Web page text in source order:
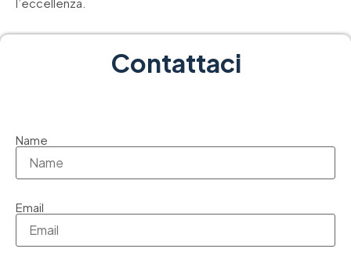
Contattaci
Name
Email